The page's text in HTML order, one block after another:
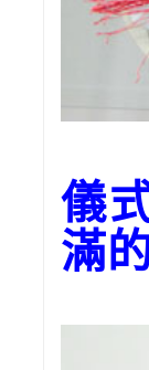
儀
滿